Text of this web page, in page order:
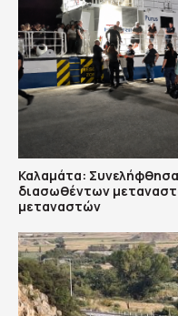
Καλαμάτα:
διασωθέντων
μεταναστών